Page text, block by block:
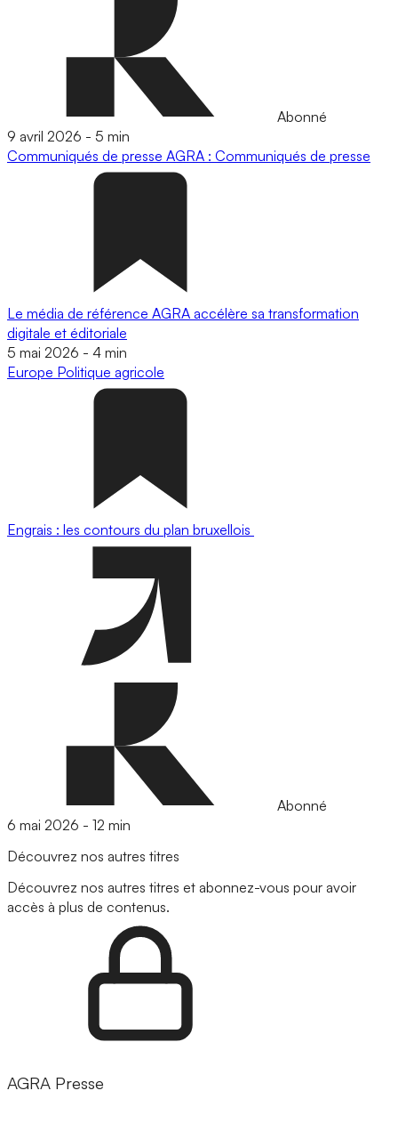
Abonné
9 avril 2026 - 5 min
Communiqués de presse AGRA : Communiqués de presse
Le média de référence AGRA accélère sa transformation
digitale et éditoriale
5 mai 2026 - 4 min
Europe Politique agricole
Engrais : les contours du plan bruxellois
Abonné
6 mai 2026 - 12 min
Découvrez nos autres titres
Découvrez nos autres titres et abonnez-vous pour avoir
accès à plus de contenus.
AGRA Presse